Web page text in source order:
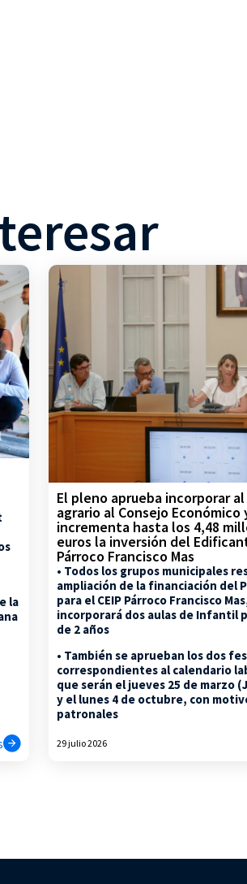
la
El pleno aprueba incorporar
agrario al Consejo Económico
incrementa hasta los 4,48
euros la inversión del
Párroco Francisco Mas
• Todos los grupos municipales
ampliación de la financiación del
para el CEIP Párroco Francisco
incorporará dos aulas de Infantil
de 2 años
• También se aprueban los dos
correspondientes al calendario
que serán el jueves 25 de marzo
y el lunes 4 de octubre, con
patronales
29 julio 2026